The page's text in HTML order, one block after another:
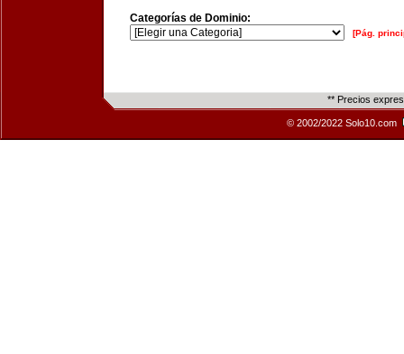
Categorías de Dominio:
[Pág.
** Precios
© 2002/2022 Solo10.com